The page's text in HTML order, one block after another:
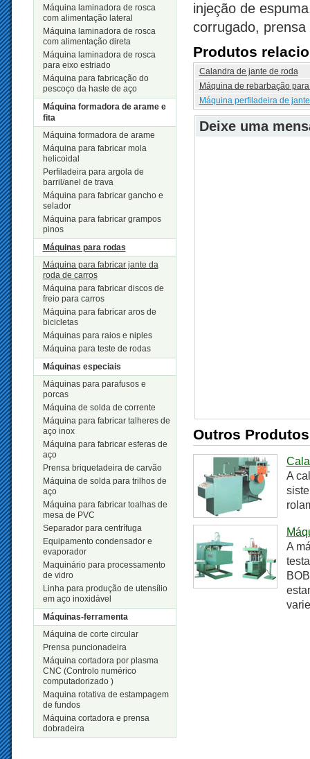
Máquina laminadora de rosca
com alimentação lateral
Máquina laminadora de rosca
com alimentação direta
Máquina laminadora de rosca
para eixo estriado
Máquina para fabricação do
pescoço da haste de aço
Máquina formadora de arame e
fita
Máquina formadora de arame
Máquina para fabricar mola
helicoidal
Perfiladeira para argola de
barril/anel de trava
Máquina para fabricar gancho e
selador
Máquina para fabricar grampos
pinos
Máquinas para rodas
Máquina para fabricar jante da
roda de carros
Máquina para fabricar discos de
freio para carros
Máquina para fabricar aros de
bicicletas
Máquinas para raios e niples
Máquina para teste de rodas
Máquinas especiais
Máquinas para parafusos e
porcas
Máquina de solda de corrente
Máquina para fabricar talheres de
aço inox
Máquina para fabricar esferas de
aço
Prensa briquetadeira de carvão
Máquina de solda para trilhos de
aço
Máquina para fabricar toalhas de
mesa de PVC
Separador para centrífuga
Equipamento condensador e
evaporador
Maquinário para processamento
de vidro
Linha para produção de utensílio
em aço inoxidável
Máquinas-ferramenta
Máquina de corte circular
Prensa puncionadeira
Máquina cortadora por plasma
CNC (Controlo numérico
computadorizado )
Maquina rotativa de estampagem
de fundos
Máquina cortadora e prensa
dobradeira
injeção de
corrugado,
Produtos
Calandra de jante de roda
Máquina de rebarbação
Máquina perfiladeira de
Deixe uma
Outros Produtos
A
A